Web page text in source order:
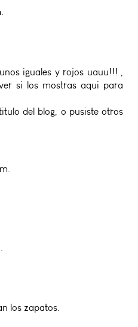
iguales y rojos uauu!!! ,
si los mostras aqui para
del blog, o pusiste otros
los zapatos.